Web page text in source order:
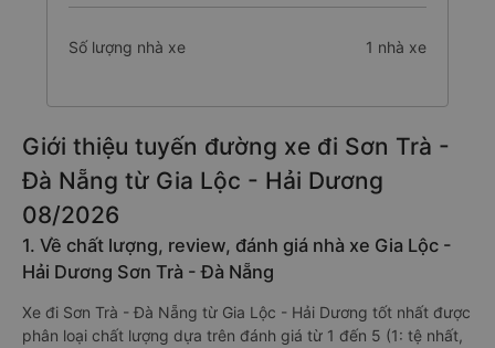
Số lượng nhà xe 1 nhà xe
Giới thiệu tuyến đường xe đi Sơn Trà -
Đà Nẵng từ Gia Lộc - Hải Dương
08/2026
1. Về chất lượng, review, đánh giá nhà xe Gia Lộc -
Hải Dương Sơn Trà - Đà Nẵng
Xe đi Sơn Trà - Đà Nẵng từ Gia Lộc - Hải Dương tốt nhất được
phân loại chất lượng dựa trên đánh giá từ 1 đến 5 (1: tệ nhất,